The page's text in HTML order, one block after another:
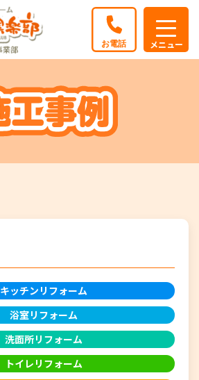
キッチンリフォーム
浴室リフォーム
洗面所リフォーム
トイレリフォーム